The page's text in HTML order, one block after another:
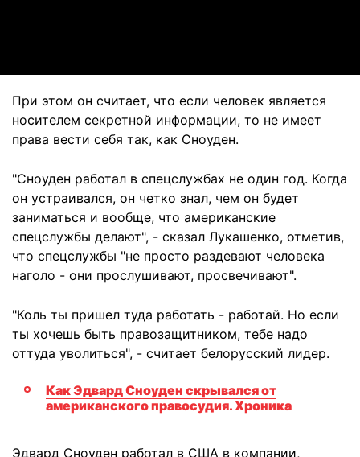
При этом он считает, что если человек является
носителем секретной информации, то не имеет
права вести себя так, как Сноуден.
"Сноуден работал в спецслужбах не один год. Когда
он устраивался, он четко знал, чем он будет
заниматься и вообще, что американские
спецслужбы делают", - сказал Лукашенко, отметив,
что спецслужбы "не просто раздевают человека
наголо - они прослушивают, просвечивают".
"Коль ты пришел туда работать - работай. Но если
ты хочешь быть правозащитником, тебе надо
оттуда уволиться", - считает белорусский лидер.
Как Эдвард Сноуден скрывался от
американского правосудия. Хроника
Эдвард Сноуден работал в США в компании,